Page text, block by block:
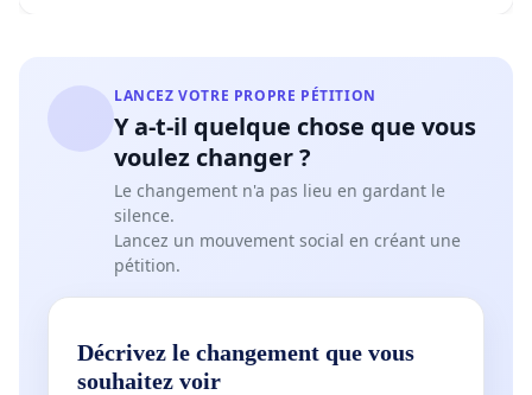
LANCEZ VOTRE PROPRE PÉTITION
Y a-t-il quelque chose que vous
voulez changer ?
Le changement n'a pas lieu en gardant le
silence.
Lancez un mouvement social en créant une
pétition.
Décrivez le changement que vous
souhaitez voir